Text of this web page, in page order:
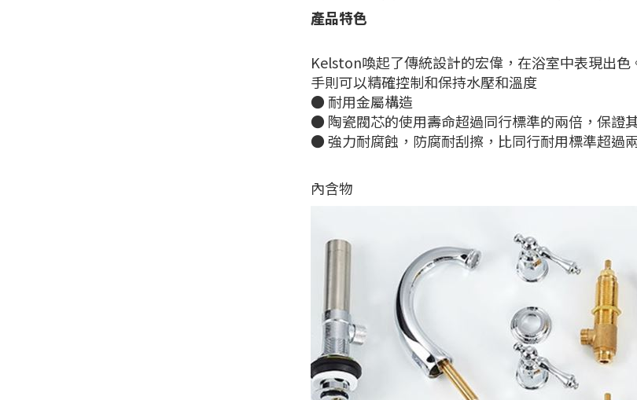
產品特色
Kelston喚起了傳統設計的宏偉，在浴室中表現出
手則可以精確控制和保持水壓和溫度
● 耐用金屬構造
● 陶瓷閥芯的使用壽命超過同行標準的兩倍，保證
● 強力耐腐蝕，防腐耐刮擦，比同行耐用標準超過
內含物